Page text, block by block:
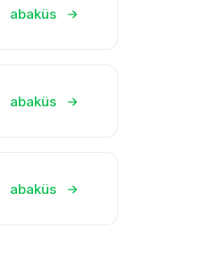
abaküs
abaküs
abaküs